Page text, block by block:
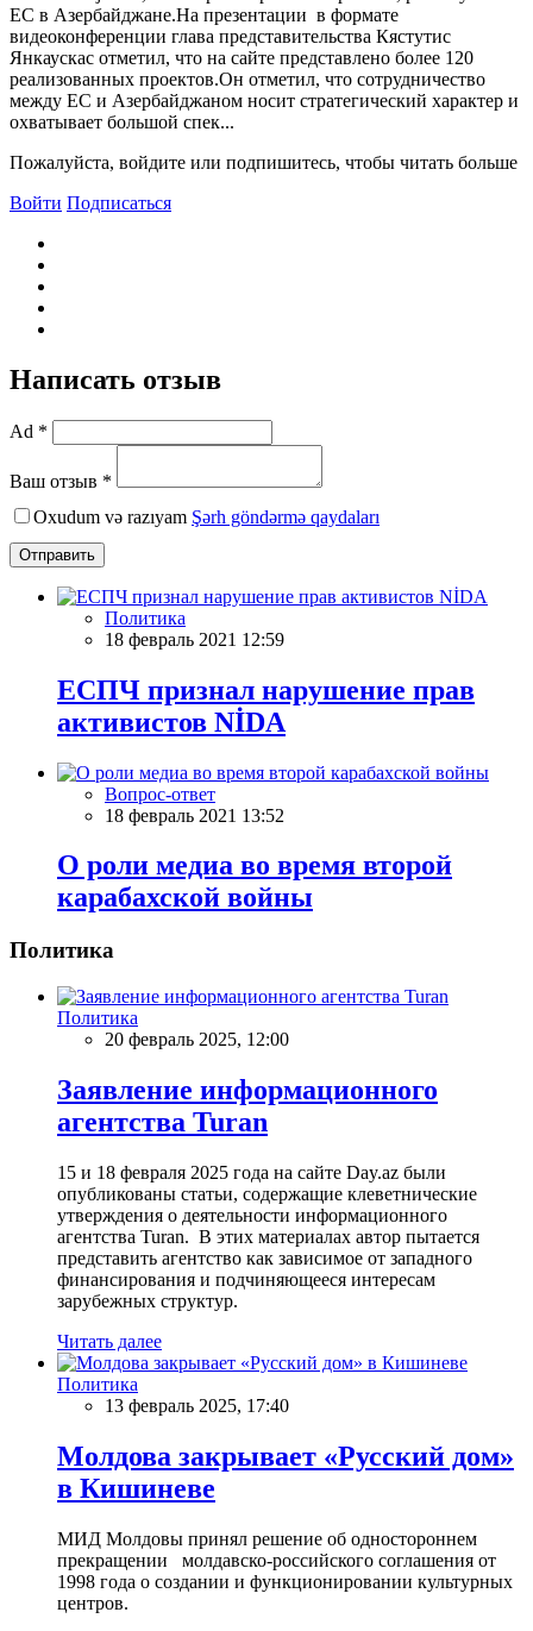
ЕС в Азербайджане.На презентации в формате
видеоконференции глава представительства Кястутис
Янкаускас отметил, что на сайте представлено более 120
реализованных проектов.Он отметил, что сотрудничество
между ЕС и Азербайджаном носит стратегический характер и
охватывает большой спек...
Пожалуйста, войдите или подпишитесь, чтобы читать больше
Войти Подписаться
Написать отзыв
Ad *
Ваш отзыв *
Oxudum və razıyam Şərh göndərmə qaydaları
Отправить
Политика
18 февраль 2021 12:59
ЕСПЧ признал нарушение прав
активистов NİDA
Вопрос-ответ
18 февраль 2021 13:52
О роли медиа во время второй
карабахской войны
Политика
Политика
20 февраль 2025, 12:00
Заявление информационного
агентства Turan
15 и 18 февраля 2025 года на сайте Day.az были
опубликованы статьи, содержащие клеветнические
утверждения о деятельности информационного
агентства Turan. В этих материалах автор пытается
представить агентство как зависимое от западного
финансирования и подчиняющееся интересам
зарубежных структур.
Читать далее
Политика
13 февраль 2025, 17:40
Молдова закрывает «Русский дом»
в Кишиневе
МИД Молдовы принял решение об одностороннем
прекращении молдавско-российского соглашения от
1998 года о создании и функционировании культурных
центров.